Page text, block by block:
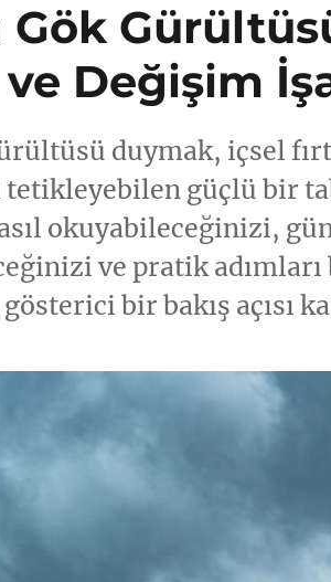
Gök
ve Değişim
duymak, içsel
güçlü bir
okuyabileceğinizi,
ve pratik
bir bakış açısı